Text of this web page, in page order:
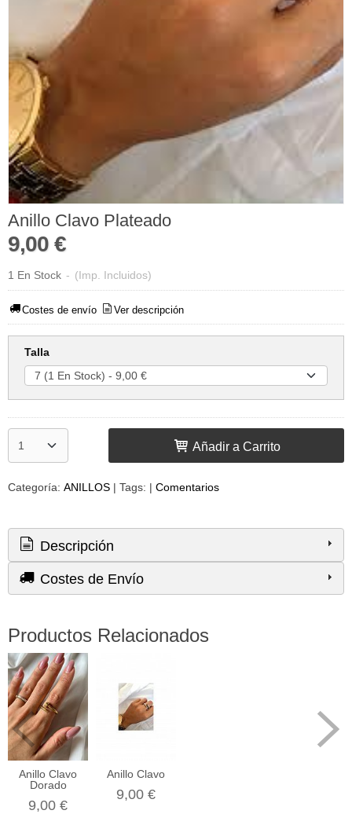
Anillo Clavo Plateado
9,00 €
1 En Stock - (Imp. Incluidos)
Costes de envío Ver descripción
Talla
Añadir a Carrito
Categoría: ANILLOS | Tags: | Comentarios
Descripción
Costes de Envío
Productos Relacionados
Anillo Clavo
Dorado
9,00 €
Anillo Clavo
9,00 €